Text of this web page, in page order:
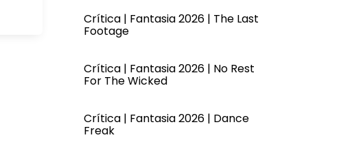
Crítica | Fantasia 2026 | The Last
Footage
Crítica | Fantasia 2026 | No Rest
For The Wicked
Crítica | Fantasia 2026 | Dance
Freak